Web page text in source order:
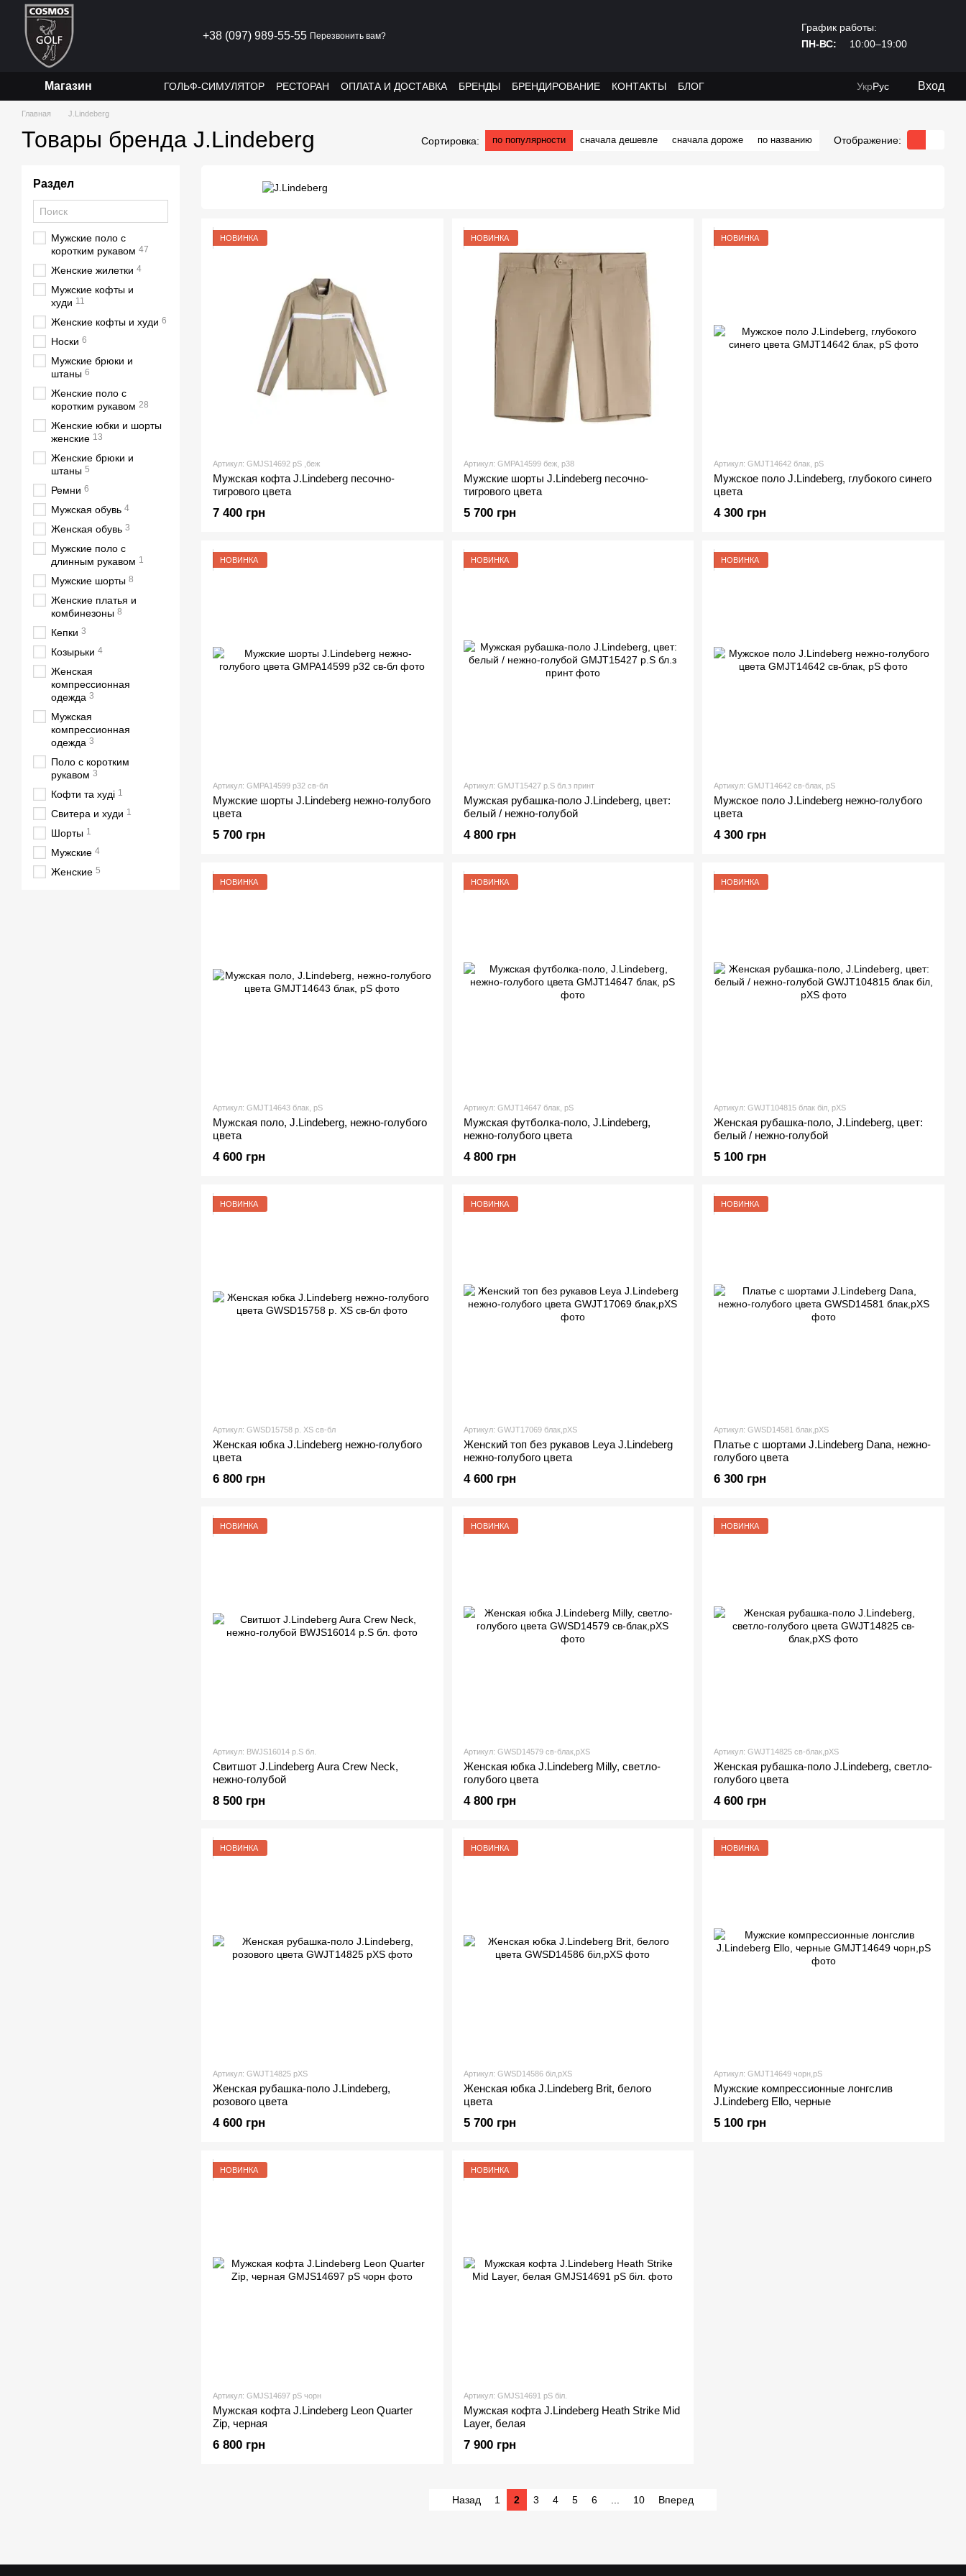
Перейти к основному контенту
+38 (097) 989-55-55 Перезвонить вам?
График работы:
ПН-ВС:
10:00–19:00
Магазин ГОЛЬФ-СИМУЛЯТОР РЕСТОРАН ОПЛАТА И ДОСТАВКА БРЕНДЫ БРЕНДИРОВАНИЕ КОНТАКТЫ БЛОГ УкрРус Вход
Главная J.Lindeberg
Товары бренда J.Lindeberg Сортировка: по популярности сначала дешевле сначала дороже по названию Отображение:
НОВИНКА
Артикул: GMJS14692 рS ,беж
Мужская кофта J.Lindeberg песочно-
тигрового цвета
7 400 грн
НОВИНКА
Артикул: GMPA14599 беж, р38
Мужские шорты J.Lindeberg песочно-
тигрового цвета
5 700 грн
НОВИНКА
Артикул: GMJT14642 блак, рS
Мужское поло J.Lindeberg, глубокого синего
цвета
4 300 грн
НОВИНКА
Артикул: GMPA14599 р32 св-бл
Мужские шорты J.Lindeberg нежно-голубого
цвета
5 700 грн
НОВИНКА
Артикул: GMJT15427 р.S бл.з принт
Мужская рубашка-поло J.Lindeberg, цвет:
белый / нежно-голубой
4 800 грн
НОВИНКА
Артикул: GMJT14642 cв-блак, рS
Мужское поло J.Lindeberg нежно-голубого
цвета
4 300 грн
НОВИНКА
Артикул: GMJT14643 блак, рS
Мужская поло, J.Lindeberg, нежно-голубого
цвета
4 600 грн
НОВИНКА
Артикул: GMJT14647 блак, рS
Мужская футболка-поло, J.Lindeberg,
нежно-голубого цвета
4 800 грн
НОВИНКА
Артикул: GWJT104815 блак біл, рXS
Женская рубашка-поло, J.Lindeberg, цвет:
белый / нежно-голубой
5 100 грн
НОВИНКА
Артикул: GWSD15758 р. XS св-бл
Женская юбка J.Lindeberg нежно-голубого
цвета
6 800 грн
НОВИНКА
Артикул: GWJT17069 блак,рXS
Женский топ без рукавов Leya J.Lindeberg
нежно-голубого цвета
4 600 грн
НОВИНКА
Артикул: GWSD14581 блак,рXS
Платье с шортами J.Lindeberg Dana, нежно-
голубого цвета
6 300 грн
НОВИНКА
Артикул: BWJS16014 р.S бл.
Свитшот J.Lindeberg Aura Crew Neck,
нежно-голубой
8 500 грн
НОВИНКА
Артикул: GWSD14579 св-блак,рXS
Женская юбка J.Lindeberg Milly, светло-
голубого цвета
4 800 грн
НОВИНКА
Артикул: GWJT14825 cв-блак,рXS
Женская рубашка-поло J.Lindeberg, светло-
голубого цвета
4 600 грн
НОВИНКА
Артикул: GWJT14825 рXS
Женская рубашка-поло J.Lindeberg,
розового цвета
4 600 грн
НОВИНКА
Артикул: GWSD14586 біл,рXS
Женская юбка J.Lindeberg Brit, белого
цвета
5 700 грн
НОВИНКА
Артикул: GMJT14649 чорн,рS
Мужские компрессионные лонгслив
J.Lindeberg Ello, черные
5 100 грн
НОВИНКА
Артикул: GMJS14697 рS чорн
Мужская кофта J.Lindeberg Leon Quarter
Zip, черная
6 800 грн
НОВИНКА
Артикул: GMJS14691 рS біл.
Мужская кофта J.Lindeberg Heath Strike Mid
Layer, белая
7 900 грн
Назад 1 2 3 4 5 6 ... 10 Вперед
Раздел
Мужские поло с
коротким рукавом 47
Женские жилетки 4
Мужские кофты и
худи 11
Женские кофты и худи 6
Носки 6
Мужские брюки и
штаны 6
Женские поло с
коротким рукавом 28
Женские юбки и шорты
женские 13
Женские брюки и
штаны 5
Ремни 6
Мужская обувь 4
Женская обувь 3
Мужские поло с
длинным рукавом 1
Мужские шорты 8
Женские платья и
комбинезоны 8
Кепки 3
Козырьки 4
Женская
компрессионная
одежда 3
Мужская
компрессионная
одежда 3
Поло с коротким
рукавом 3
Кофти та худі 1
Свитера и худи 1
Шорты 1
Мужские 4
Женские 5